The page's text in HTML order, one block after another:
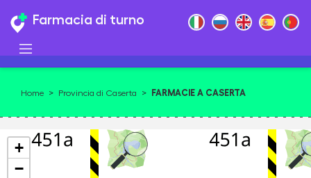
Farmacia di turno
Home > Provincia di Caserta > FARMACIE A CASERTA
+
−